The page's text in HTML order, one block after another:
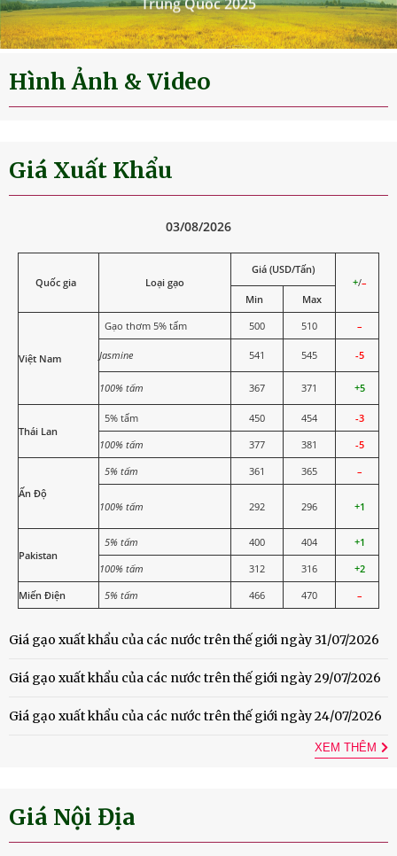
Hình Ảnh & Video
Giá Xuất Khẩu
03/08/2026
Quốc gia Loại gạo
Giá (USD/Tấn)
+/–
Min
Max
Việt Nam
Gạo thơm 5% tấm 500 510 –
Jasmine 541 545 -5
100% tấm 367 371 +5
Thái Lan
5% tấm 450 454
-3
100% tấm
377 381 -5
Ấn Độ
5% tấm 361 365 –
100% tấm 292 296 +1
Pakistan
5% tấm 400 404
+1
100% tấm
312 316
+2
Miến Điện
5% tấm 466 470 –
Giá gạo xuất khẩu của các nước trên thế giới ngày 31/07/2026
Giá gạo xuất khẩu của các nước trên thế giới ngày 29/07/2026
Giá gạo xuất khẩu của các nước trên thế giới ngày 24/07/2026
XEM THÊM
Giá Nội Địa